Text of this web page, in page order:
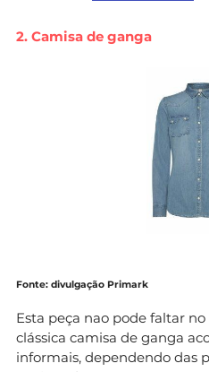
2. Camisa de ganga
Fonte: divulgação Primark
Esta peça nao pode faltar
clássica camisa de ganga
informais, dependendo das